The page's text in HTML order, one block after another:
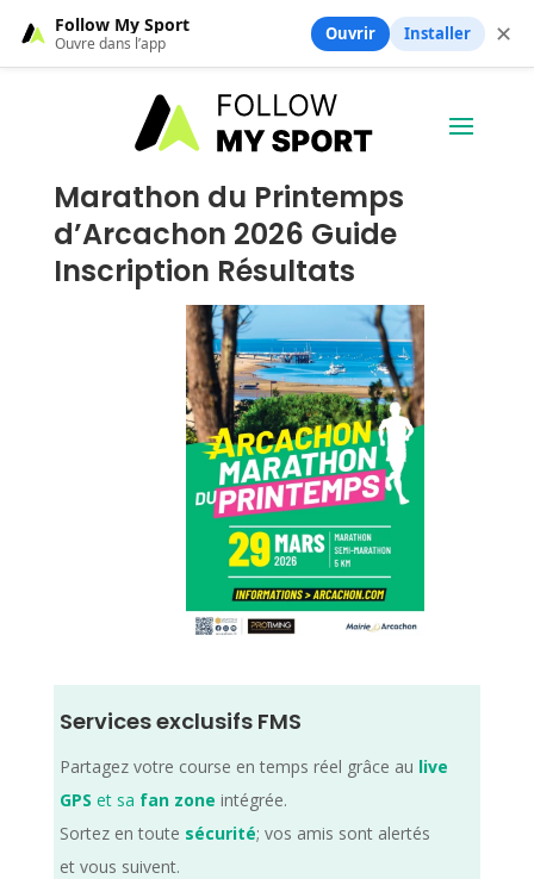
Marathon du Printemps
d’Arcachon 2026 Guide
Inscription Résultats
Services exclusifs FMS
Partagez votre course en temps réel grâce au live
GPS et sa fan zone intégrée.
Sortez en toute sécurité; vos amis sont alertés
et vous suivent.
Follow My Sport
Ouvre dans l’app Ouvrir Installer ✕